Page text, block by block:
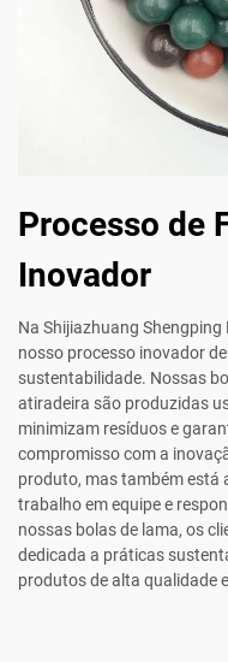
Processo de
Inovador
Na Shijiazhuang
nosso processo inovador
sustentabilidade. Nossas
atiradeira são produzidas
minimizam resíduos e
compromisso com a
produto, mas também está
trabalho em equipe e
nossas bolas de lama, os
dedicada a práticas
produtos de alta qualidade